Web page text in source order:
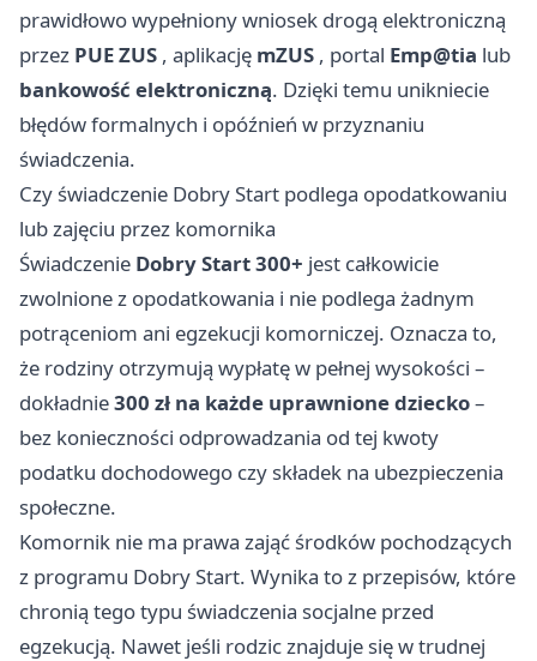
prawidłowo wypełniony wniosek drogą elektroniczną
przez PUE ZUS , aplikację mZUS , portal Emp@tia lub
bankowość elektroniczną. Dzięki temu unikniecie
błędów formalnych i opóźnień w przyznaniu
świadczenia.
Czy świadczenie Dobry Start podlega opodatkowaniu
lub zajęciu przez komornika
Świadczenie Dobry Start 300+ jest całkowicie
zwolnione z opodatkowania i nie podlega żadnym
potrąceniom ani egzekucji komorniczej. Oznacza to,
że rodziny otrzymują wypłatę w pełnej wysokości –
dokładnie300 zł na każde uprawnione dziecko–
bez konieczności odprowadzania od tej kwoty
podatku dochodowego czy składek na ubezpieczenia
społeczne.
Komornik nie ma prawa zająć środków pochodzących
z programu Dobry Start. Wynika to z przepisów, które
chronią tego typu świadczenia socjalne przed
egzekucją. Nawet jeśli rodzic znajduje się w trudnej